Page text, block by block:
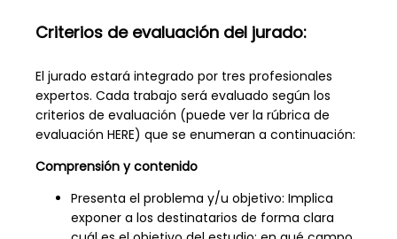
Criterios de evaluación del jurado:
El jurado estará integrado por tres profesionales
expertos. Cada trabajo será evaluado según los
criterios de evaluación (puede ver la rúbrica de
evaluación HERE) que se enumeran a continuación:
Comprensión y contenido
Presenta el problema y/u objetivo: Implica
exponer a los destinatarios de forma clara